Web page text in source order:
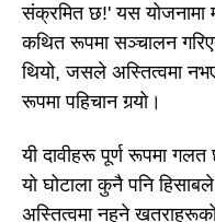
संक्रमित छ!' यस योजनामा
कथित रूपमा सञ्चालन
थियो, जसले अस्तित्वमा
रूपमा पहिचान गर्‍यो।
यी दावीहरू पूर्ण रूपमा
यो घोटाला कुनै पनि
अस्तित्वमा नहुने